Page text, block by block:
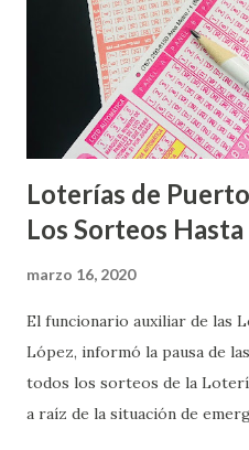
Loterías de
Los Sorteos
marzo 16, 2020
El funcionario auxiliar de las
López, informó la pausa de
todos los sorteos de la
a raíz de la situación de